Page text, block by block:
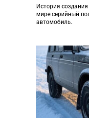
История
мире серийный
автомобиль.